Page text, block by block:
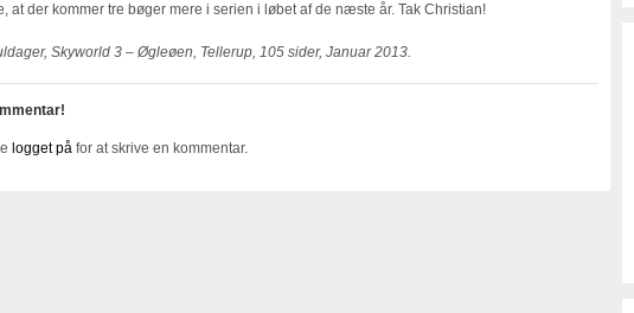
at der kommer tre bøger mere i serien i løbet af de næste år. Tak Christian!
Skyworld 3 – Øgleøen, Tellerup, 105 sider, Januar 2013.
logget på for at skrive en kommentar.